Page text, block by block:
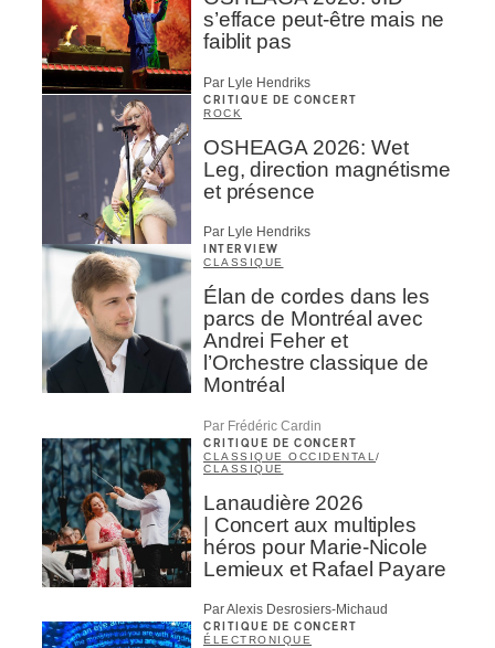
s’efface peut-être mais ne
faiblit pas
Par Lyle Hendriks
CRITIQUE DE CONCERT
ROCK
OSHEAGA 2026: Wet
Leg, direction magnétisme
et présence
Par Lyle Hendriks
INTERVIEW
CLASSIQUE
Élan de cordes dans les
parcs de Montréal avec
Andrei Feher et
l’Orchestre classique de
Montréal
Par Frédéric Cardin
CRITIQUE DE CONCERT
CLASSIQUE OCCIDENTAL /
CLASSIQUE
Lanaudière 2026
| Concert aux multiples
héros pour Marie-Nicole
Lemieux et Rafael Payare
Par Alexis Desrosiers-Michaud
CRITIQUE DE CONCERT
ÉLECTRONIQUE